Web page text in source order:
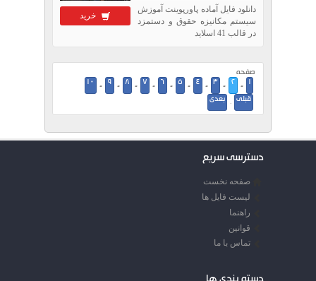
خرید
دانلود فایل آماده پاورپوینت آموزش
سيستم مكانيزه حقوق و دستمزد
در قالب 41 اسلاید
صفحه
1
-
2
-
3
-
4
-
5
-
6
-
7
-
8
-
9
-
10
قبلی · بعدی
دسترسی سریع
صفحه نخست
لیست فایل ها
راهنما
قوانین
تماس با ما